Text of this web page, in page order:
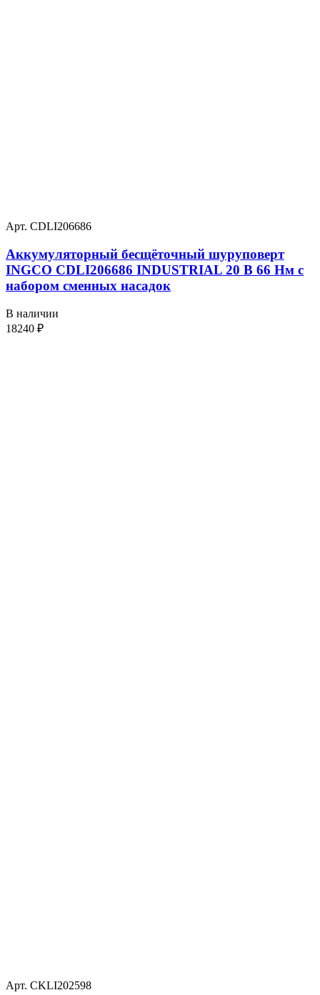
Арт. CDLI206686
Аккумуляторный бесщёточный шуруповерт
INGCO CDLI206686 INDUSTRIAL 20 В 66 Нм с
набором сменных насадок
В наличии
18240 ₽
Арт. CKLI202598